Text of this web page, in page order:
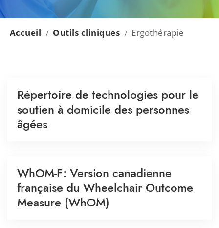
Accueil / Outils cliniques / Ergothérapie
Répertoire de technologies pour le
soutien à domicile des personnes
âgées
WhOM-F: Version canadienne
française du Wheelchair Outcome
Measure (WhOM)